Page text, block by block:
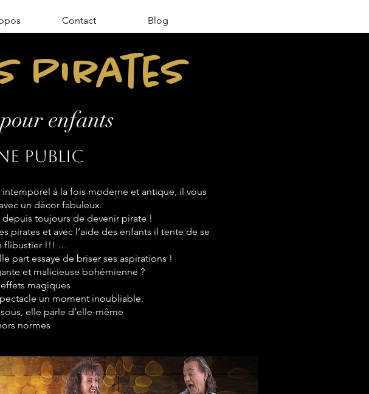
Contact Blog
Pirates
enfants
public
à la fois moderne et antique, il vous
un décor fabuleux.
toujours de devenir pirate !
pirates et avec l’aide des enfants il tente de se
flibustier !!! …
part essaye de briser ses aspirations !
et malicieuse bohémienne ?
magiques
un moment inoubliable.
elle parle d’elle-même
normes